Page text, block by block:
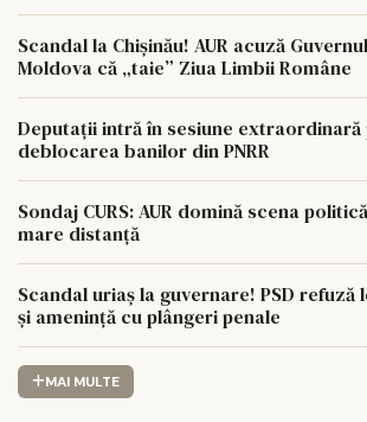
Scandal la Chișinău! AUR acuză
Moldova că „taie” Ziua Limbii Române
Deputații intră în sesiune extraordinară
deblocarea banilor din PNRR
Sondaj CURS: AUR domină scena
mare distanță
Scandal uriaș la guvernare! PSD refuză
și amenință cu plângeri penale
MAI MULTE